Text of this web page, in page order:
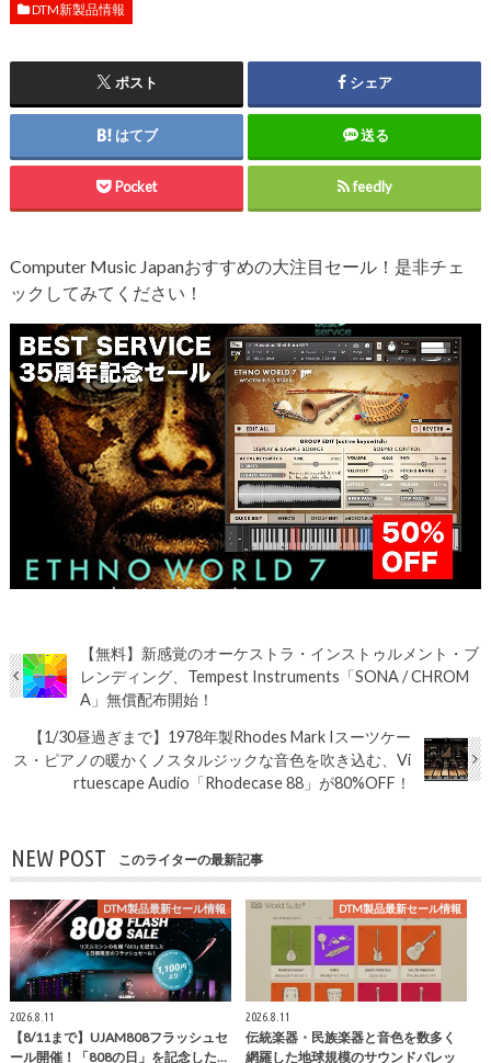
DTM新製品情報
ポスト シェア
はてブ 送る
Pocket feedly
Computer Music Japanおすすめの大注目セール！是非チェ
ックしてみてください！
【無料】新感覚のオーケストラ・インストゥルメント・ブ
レンディング、Tempest Instruments「SONA / CHROM
A」無償配布開始！
【1/30昼過ぎまで】1978年製Rhodes Mark Iスーツケー
ス・ピアノの暖かくノスタルジックな音色を吹き込む、Vi
rtuescape Audio「Rhodecase 88」が80%OFF！
NEW POST このライターの最新記事
DTM製品最新セール情報
2026.8.11
【8/11まで】UJAM808フラッシュセ
ール開催！「808の日」を記念した…
DTM製品最新セール情報
2026.8.11
伝統楽器・民族楽器と音色を数多く
網羅した地球規模のサウンドパレッ